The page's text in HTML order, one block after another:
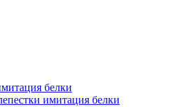
белки
имитация белки